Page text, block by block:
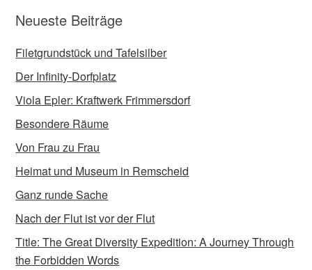
Neueste Beiträge
Filetgrundstück und Tafelsilber
Der Infinity-Dorfplatz
Viola Epler: Kraftwerk Frimmersdorf
Besondere Räume
Von Frau zu Frau
Heimat und Museum in Remscheid
Ganz runde Sache
Nach der Flut ist vor der Flut
Title: The Great Diversity Expedition: A Journey Through
the Forbidden Words